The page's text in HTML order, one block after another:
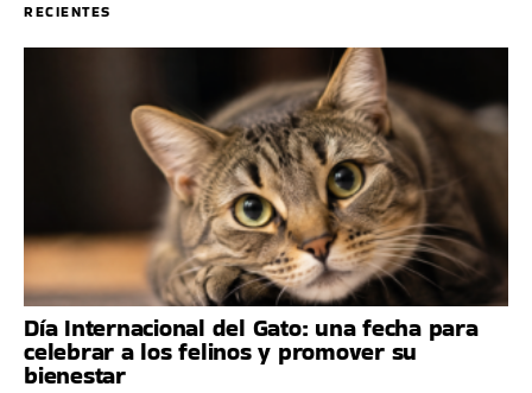
RECIENTES
Día Internacional del Gato: una fecha para
celebrar a los felinos y promover su
bienestar